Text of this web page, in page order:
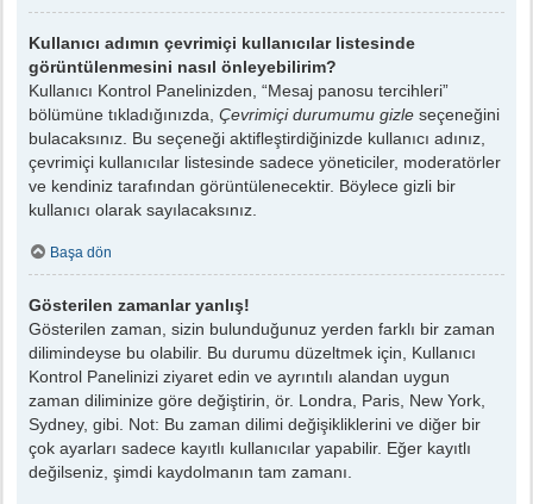
Kullanıcı adımın çevrimiçi kullanıcılar listesinde
görüntülenmesini nasıl önleyebilirim?
Kullanıcı Kontrol Panelinizden, “Mesaj panosu tercihleri”
bölümüne tıkladığınızda, Çevrimiçi durumumu gizle seçeneğini
bulacaksınız. Bu seçeneği aktifleştirdiğinizde kullanıcı adınız,
çevrimiçi kullanıcılar listesinde sadece yöneticiler, moderatörler
ve kendiniz tarafından görüntülenecektir. Böylece gizli bir
kullanıcı olarak sayılacaksınız.
Başa dön
Gösterilen zamanlar yanlış!
Gösterilen zaman, sizin bulunduğunuz yerden farklı bir zaman
dilimindeyse bu olabilir. Bu durumu düzeltmek için, Kullanıcı
Kontrol Panelinizi ziyaret edin ve ayrıntılı alandan uygun
zaman diliminize göre değiştirin, ör. Londra, Paris, New York,
Sydney, gibi. Not: Bu zaman dilimi değişikliklerini ve diğer bir
çok ayarları sadece kayıtlı kullanıcılar yapabilir. Eğer kayıtlı
değilseniz, şimdi kaydolmanın tam zamanı.